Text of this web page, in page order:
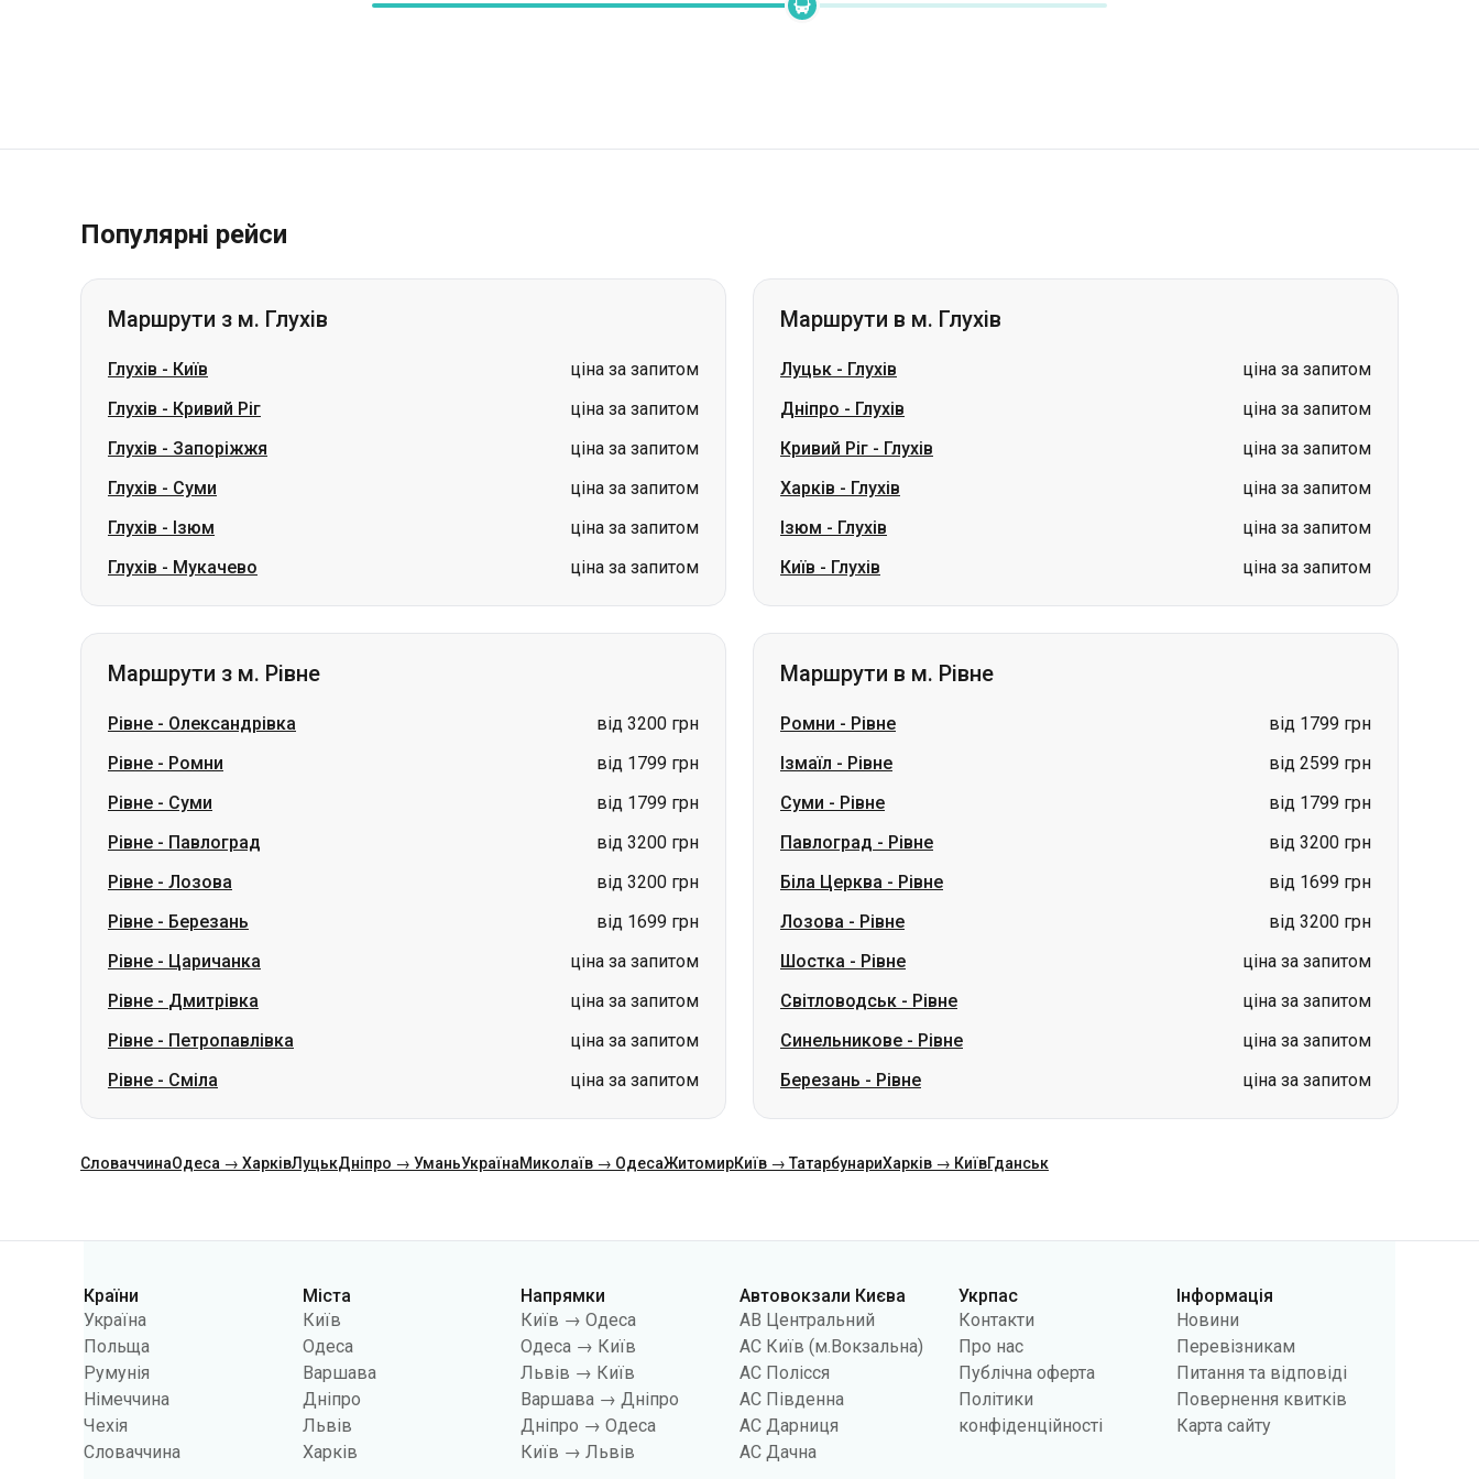
Популярні рейси
Маршрути з м. Глухів
Глухів - Київ
ціна за запитом
Глухів - Кривий Ріг
ціна за запитом
Глухів - Запоріжжя
ціна за запитом
Глухів - Суми
ціна за запитом
Глухів - Ізюм
ціна за запитом
Глухів - Мукачево ціна за запитом
Маршрути в м. Глухів
Луцьк - Глухів
ціна за запитом
Дніпро - Глухів
ціна за запитом
Кривий Ріг - Глухів
ціна за запитом
Харків - Глухів
ціна за запитом
Ізюм - Глухів
ціна за запитом
Київ - Глухів ціна за запитом
Маршрути з м. Рівне
Рівне - Олександрівка
від 3200 грн
Рівне - Ромни
від 1799 грн
Рівне - Суми
від 1799 грн
Рівне - Павлоград
від 3200 грн
Рівне - Лозова
від 3200 грн
Рівне - Березань
від 1699 грн
Рівне - Царичанка
ціна за запитом
Рівне - Дмитрівка
ціна за запитом
Рівне - Петропавлівка
ціна за запитом
Рівне - Сміла ціна за запитом
Маршрути в м. Рівне
Ромни - Рівне
від 1799 грн
Ізмаїл - Рівне
від 2599 грн
Суми - Рівне
від 1799 грн
Павлоград - Рівне
від 3200 грн
Біла Церква - Рівне
від 1699 грн
Лозова - Рівне
від 3200 грн
Шостка - Рівне
ціна за запитом
Світловодськ - Рівне
ціна за запитом
Синельникове - Рівне
ціна за запитом
Березань - Рівне ціна за запитом
СловаччинаОдеса → ХарківЛуцькДніпро → УманьУкраїнаМиколаїв → ОдесаЖитомирКиїв → ТатарбунариХарків → КиївГданськ
Категорії
Країни
Україна
Польща
Румунія
Німеччина
Чехія
Словаччина
Міста
Київ
Одеса
Варшава
Дніпро
Львів
Харків
Напрямки
Київ → Одеса
Одеса → Київ
Львів → Київ
Варшава → Дніпро
Дніпро → Одеса
Київ → Львів
Автовокзали Києва
АВ Центральний
АС Київ (м.Вокзальна)
АС Полісся
АС Південна
АС Дарниця
АС Дачна
Укрпас
Контакти
Про нас
Публічна оферта
Політики
конфіденційності
Інформація
Новини
Перевізникам
Питання та відповіді
Повернення квитків
Карта сайту